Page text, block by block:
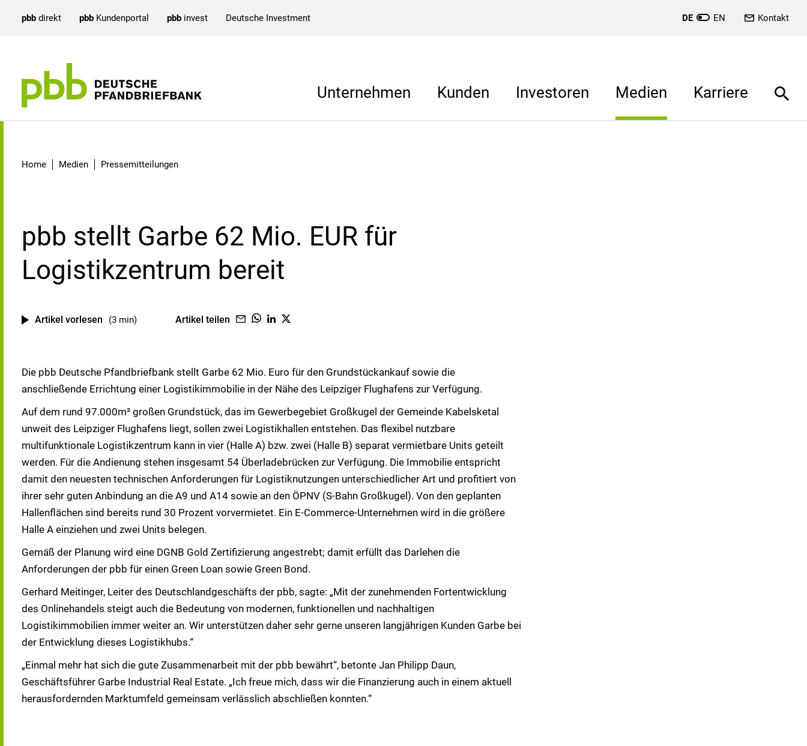
pbb direkt pbb Kundenportal pbb invest Deutsche Investment DE EN Kontakt
Unternehmen Kunden Investoren Medien Karriere
Home Medien Pressemitteilungen
pbb stellt Garbe 62 Mio. EUR für
Logistikzentrum bereit
Artikel vorlesen (3 min) Artikel teilen
Die pbb Deutsche Pfandbriefbank stellt Garbe 62 Mio. Euro für den Grundstückankauf sowie die
anschließende Errichtung einer Logistikimmobilie in der Nähe des Leipziger Flughafens zur Verfügung.
Auf dem rund 97.000m² großen Grundstück, das im Gewerbegebiet Großkugel der Gemeinde Kabelsketal
unweit des Leipziger Flughafens liegt, sollen zwei Logistikhallen entstehen. Das flexibel nutzbare
multifunktionale Logistikzentrum kann in vier (Halle A) bzw. zwei (Halle B) separat vermietbare Units geteilt
werden. Für die Andienung stehen insgesamt 54 Überladebrücken zur Verfügung. Die Immobilie entspricht
damit den neuesten technischen Anforderungen für Logistiknutzungen unterschiedlicher Art und profitiert von
ihrer sehr guten Anbindung an die A9 und A14 sowie an den ÖPNV (S-Bahn Großkugel). Von den geplanten
Hallenflächen sind bereits rund 30 Prozent vorvermietet. Ein E‑Commerce-Unternehmen wird in die größere
Halle A einziehen und zwei Units belegen.
Gemäß der Planung wird eine DGNB Gold Zertifizierung angestrebt; damit erfüllt das Darlehen die
Anforderungen der pbb für einen Green Loan sowie Green Bond.
Gerhard Meitinger, Leiter des Deutschlandgeschäfts der pbb, sagte: „Mit der zunehmenden Fortentwicklung
des Onlinehandels steigt auch die Bedeutung von modernen, funktionellen und nachhaltigen
Logistikimmobilien immer weiter an. Wir unterstützen daher sehr gerne unseren langjährigen Kunden Garbe bei
der Entwicklung dieses Logistikhubs.“
„Einmal mehr hat sich die gute Zusammenarbeit mit der pbb bewährt“, betonte Jan Philipp Daun,
Geschäftsführer Garbe Industrial Real Estate. „Ich freue mich, dass wir die Finanzierung auch in einem aktuell
herausfordernden Marktumfeld gemeinsam verlässlich abschließen konnten.“